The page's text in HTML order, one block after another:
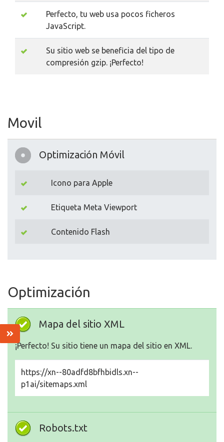
Perfecto, tu web usa pocos ficheros
JavaScript.
Su sitio web se beneficia del tipo de
compresión gzip. ¡Perfecto!
Movil
Optimización Móvil
Icono para Apple
Etiqueta Meta Viewport
Contenido Flash
Optimización
Mapa del sitio XML
¡Perfecto! Su sitio tiene un mapa del sitio en XML.
https://xn--80adfd8bfhbidls.xn--
p1ai/sitemaps.xml
Robots.txt